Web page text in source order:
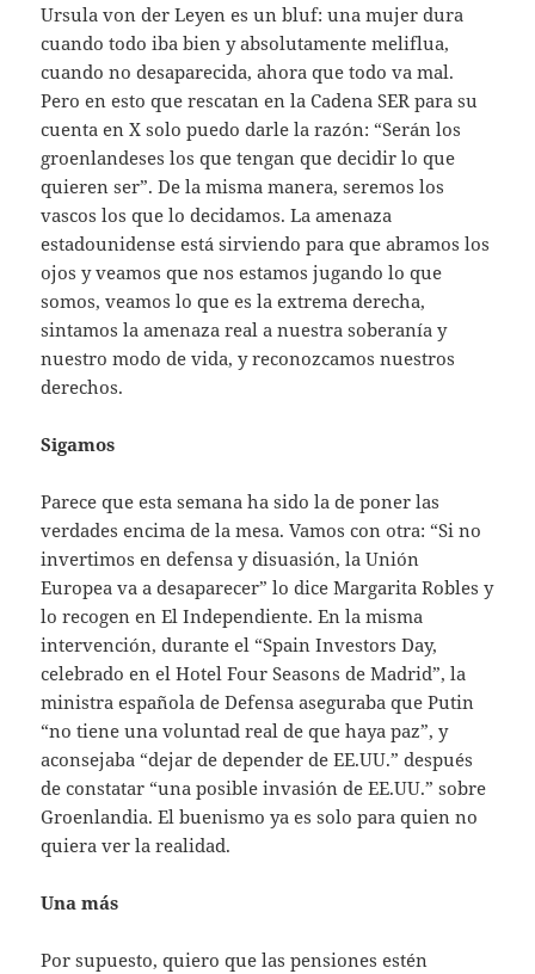
Ursula von der Leyen es un bluf: una mujer dura
cuando todo iba bien y absolutamente meliflua,
cuando no desaparecida, ahora que todo va mal.
Pero en esto que rescatan en la Cadena SER para su
cuenta en X solo puedo darle la razón: “Serán los
groenlandeses los que tengan que decidir lo que
quieren ser”. De la misma manera, seremos los
vascos los que lo decidamos. La amenaza
estadounidense está sirviendo para que abramos los
ojos y veamos que nos estamos jugando lo que
somos, veamos lo que es la extrema derecha,
sintamos la amenaza real a nuestra soberanía y
nuestro modo de vida, y reconozcamos nuestros
derechos.
Sigamos
Parece que esta semana ha sido la de poner las
verdades encima de la mesa. Vamos con otra: “Si no
invertimos en defensa y disuasión, la Unión
Europea va a desaparecer” lo dice Margarita Robles y
lo recogen en El Independiente. En la misma
intervención, durante el “Spain Investors Day,
celebrado en el Hotel Four Seasons de Madrid”, la
ministra española de Defensa aseguraba que Putin
“no tiene una voluntad real de que haya paz”, y
aconsejaba “dejar de depender de EE.UU.” después
de constatar “una posible invasión de EE.UU.” sobre
Groenlandia. El buenismo ya es solo para quien no
quiera ver la realidad.
Una más
Por supuesto, quiero que las pensiones estén